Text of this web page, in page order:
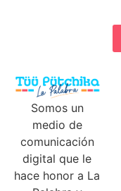
Somos un
medio de
comunicación
digital que le
hace honor a La